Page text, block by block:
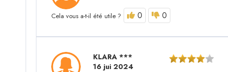
Cela vous a-t-il été utile ? 0 0
KLARA ***
16 jui 2024